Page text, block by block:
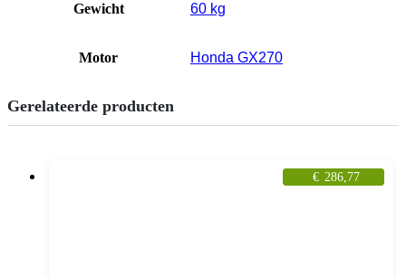
Gewicht 60 kg
Motor Honda GX270
Gerelateerde producten
€ 286,77